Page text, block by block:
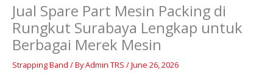
Jual Spare Part Mesin Packing di
Rungkut Surabaya Lengkap untuk
Berbagai Merek Mesin
Strapping Band / ByAdmin TRS /June 26, 2026